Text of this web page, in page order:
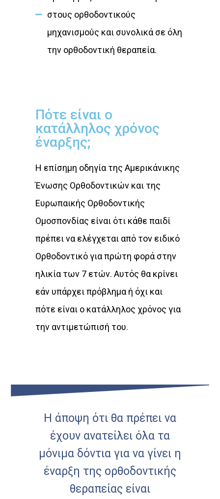
στους ορθοδοντικούς
μηχανισμούς και συνολικά σε όλη
την ορθοδοντική θεραπεία.
Πότε είναι ο
κατάλληλος χρόνος
έναρξης;
Η επίσημη οδηγία της Αμερικάνικης
Ένωσης Ορθοδοντικών και της
Ευρωπαικής Ορθοδοντικής
Ομοσπονδίας είναι ότι κάθε παιδί
πρέπει να ελέγχεται από τον ειδικό
Ορθοδοντικό για πρώτη φορά στην
ηλικία των 7 ετών. Αυτός θα κρίνει
εάν υπάρχει πρόβλημα ή όχι και
πότε είναι ο κατάλληλος χρόνος για
την αντιμετώπισή του.
Η άποψη ότι θα πρέπει να
έχουν ανατείλει όλα τα
μόνιμα δόντια για να γίνει η
έναρξη της ορθοδοντικής
θεραπείας είναι